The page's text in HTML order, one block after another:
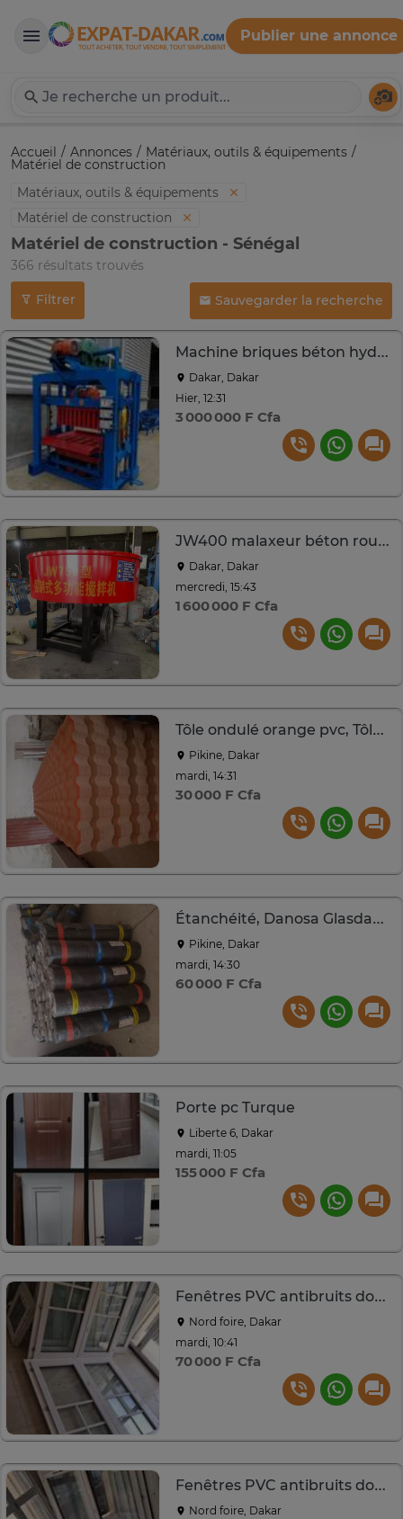
Expat-Dakar
Publier une annonce
Accueil Annonces Matériaux, outils & équipements
Matériel de construction
Matériaux, outils & équipements
Matériel de construction
Matériel de construction - Sénégal
366 résultats trouvés
Filtrer Sauvegarder la recherche
Machine briques béton hydraulique cadre acier bleu
Dakar, Dakar
Hier, 12:31
3 000 000 F Cfa
JW400 malaxeur béton rouge moteur électrique
Dakar, Dakar
mercredi, 15:43
1 600 000 F Cfa
Tôle ondulé orange pvc, Tôle en zinc, Tôle en ciment
Pikine, Dakar
mardi, 14:31
30 000 F Cfa
Étanchéité, Danosa Glasdan 30, 40
Pikine, Dakar
mardi, 14:30
60 000 F Cfa
Porte pc Turque
Liberte 6, Dakar
mardi, 11:05
155 000 F Cfa
Fenêtres PVC antibruits doubles vitrages
Nord foire, Dakar
mardi, 10:41
70 000 F Cfa
Fenêtres PVC antibruits doubles vitrages
Nord foire, Dakar